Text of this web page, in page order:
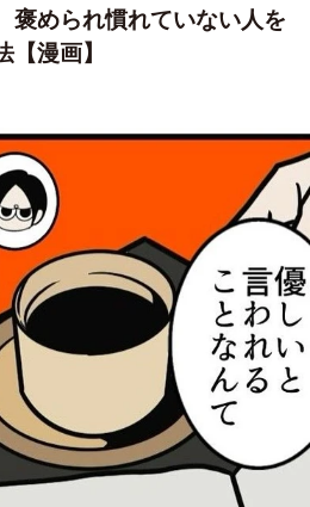
められ慣れていない人を
漫画】